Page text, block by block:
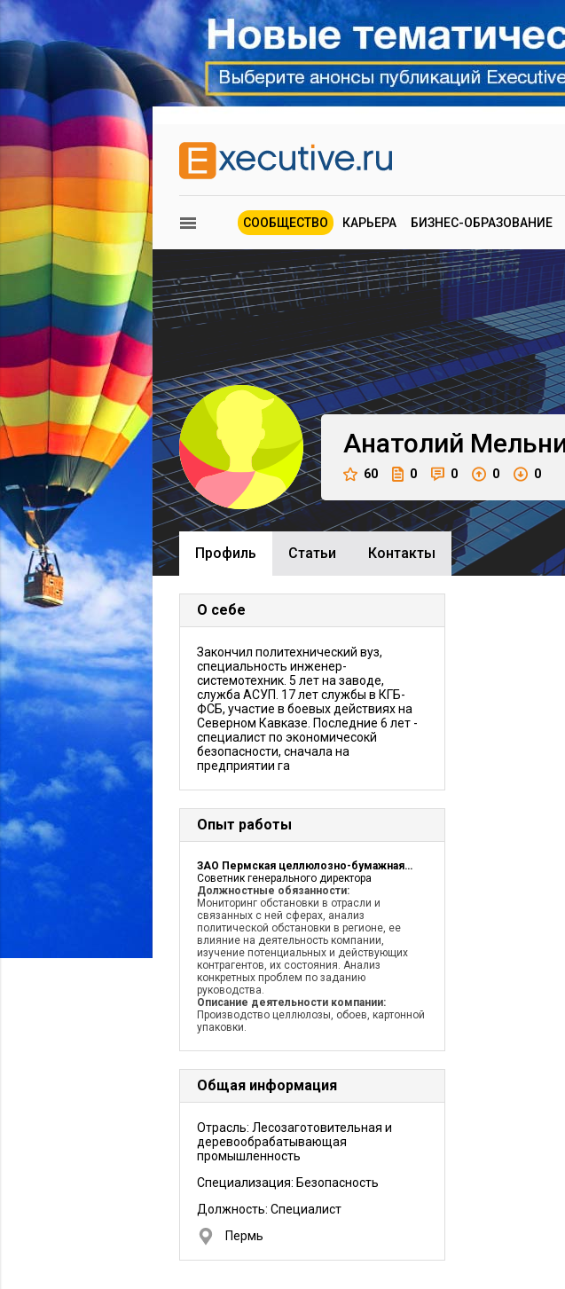
СООБЩЕСТВО КАРЬЕРА БИЗНЕС-ОБРАЗОВАНИЕ
Анатолий
60 0 0 0 0
Профиль Cтатьи Контакты
О себе
Закончил политехнический вуз,
специальность инженер-
системотехник. 5 лет на заводе,
служба АСУП. 17 лет службы в КГБ-
ФСБ, участие в боевых действиях на
Северном Кавказе. Последние 6 лет -
специалист по экономичесокй
безопасности, сначала на
предприятии га
Опыт работы
ЗАО Пермская целлюлозно-бумажная компания
Советник генерального директора
Должностные обязанности:
Мониторинг обстановки в отрасли и
связанных с ней сферах, анализ
политической обстановки в регионе, ее
влияние на деятельность компании,
изучение потенциальных и действующих
контрагентов, их состояния. Анализ
конкретных проблем по заданию
руководства.
Описание деятельности компании:
Производство целлюлозы, обоев, картонной
упаковки.
Общая информация
Отрасль: Лесозаготовительная и
деревообрабатывающая
промышленность
Специализация: Безопасность
Должность: Специалист
Пермь